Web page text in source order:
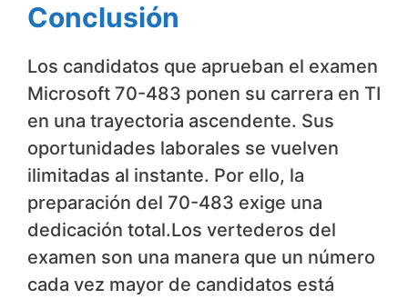
Conclusión
Los candidatos que aprueban el examen
Microsoft 70-483 ponen su carrera en TI
en una trayectoria ascendente. Sus
oportunidades laborales se vuelven
ilimitadas al instante. Por ello, la
preparación del 70-483 exige una
dedicación total.Los vertederos del
examen son una manera que un número
cada vez mayor de candidatos está